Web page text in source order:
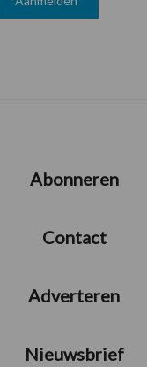
Abonneren
Contact
Adverteren
Nieuwsbrief